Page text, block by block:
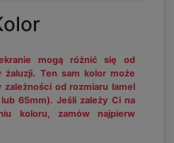
mogą różnić się od
Ten sam kolor może
od rozmiaru lamel
65mm). Jeśli zależy Ci na
koloru, zamów najpierw